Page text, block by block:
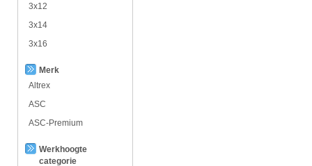
3x12
3x14
3x16
Merk
Altrex
ASC
ASC-Premium
Werkhoogte
categorie